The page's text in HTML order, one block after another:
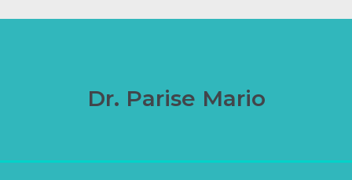
Dr. Parise Mario